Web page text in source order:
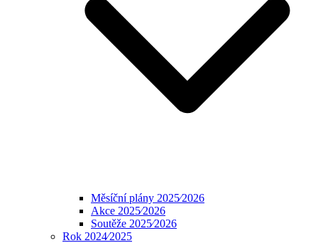
Měsíční plány 2025⁄2026
Akce 2025⁄2026
Soutěže 2025⁄2026
Rok 2024⁄2025